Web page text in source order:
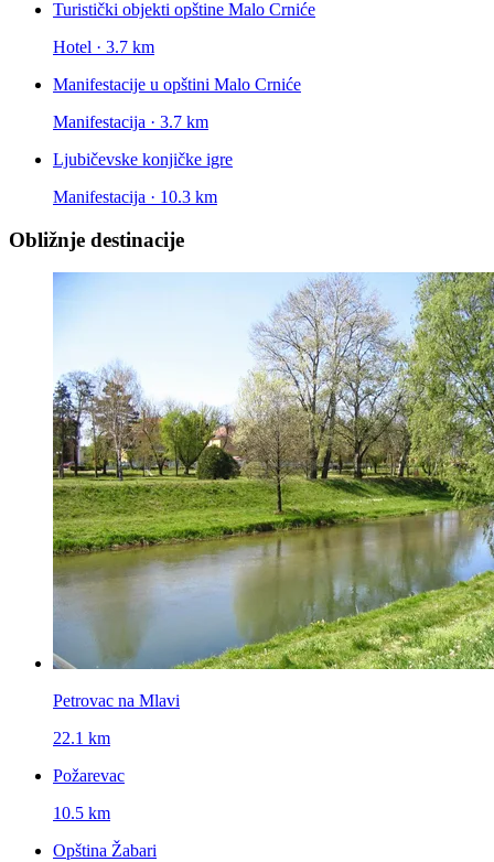
Turistički objekti opštine Malo Crniće
Hotel · 3.7 km
Manifestacije u opštini Malo Crniće
Manifestacija · 3.7 km
Ljubičevske konjičke igre
Manifestacija · 10.3 km
Obližnje destinacije
Petrovac na Mlavi
22.1 km
Požarevac
10.5 km
Opština Žabari